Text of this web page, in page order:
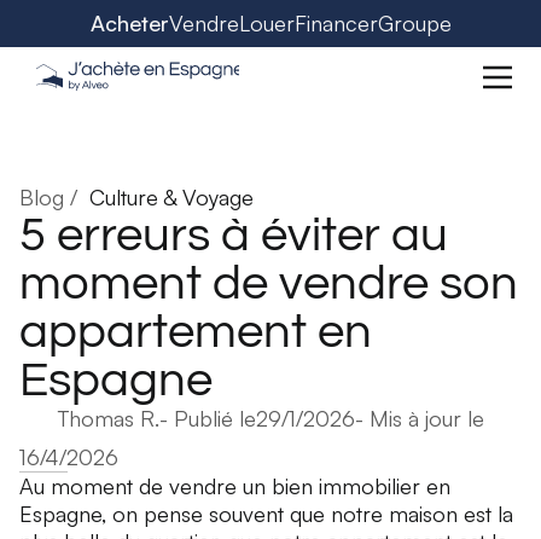
AcheterVendreLouerFinancerGroupe
Blog / Culture & Voyage
5 erreurs à éviter au
moment de vendre son
appartement en
Espagne
Thomas R.- Publié le29/1/2026- Mis à jour le
16/4/2026
Au moment de vendre un bien immobilier en
Espagne, on pense souvent que notre maison est la